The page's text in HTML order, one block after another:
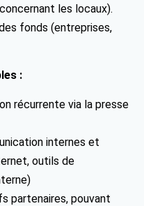
les locaux).
fonds (entreprises,
:
récurrente via la presse
internes et
outils de
partenaires, pouvant